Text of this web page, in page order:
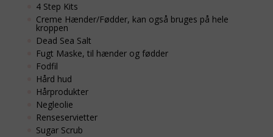
4 Step Kits
Creme Hænder/Fødder, kan også bruges på hele
kroppen
Dead Sea Salt
Fugt Maske, til hænder og fødder
Fodfil
Hård hud
Hårprodukter
Negleolie
Renseservietter
Sugar Scrub